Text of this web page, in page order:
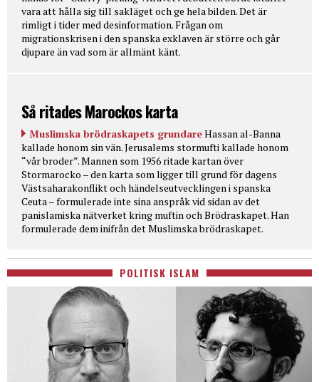
vara att hålla sig till sakläget och ge hela bilden. Det är
rimligt i tider med desinformation. Frågan om
migrationskrisen i den spanska exklaven är större och går
djupare än vad som är allmänt känt.
Så ritades Marockos karta
Muslimska brödraskapets grundareHassan al-Banna
kallade honom sin vän. Jerusalems stormufti kallade honom
“vår broder”. Mannen som 1956 ritade kartan över
Stormarocko – den karta som ligger till grund för dagens
Västsaharakonflikt och händelseutvecklingen i spanska
Ceuta – formulerade inte sina anspråk vid sidan av det
panislamiska nätverket kring muftin och Brödraskapet. Han
formulerade dem inifrån det Muslimska brödraskapet.
POLITISK ISLAM